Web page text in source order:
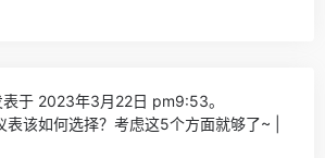
表于 2023年3月22日 pm9:53。
表该如何选择？考虑这5个方面就够了~ |